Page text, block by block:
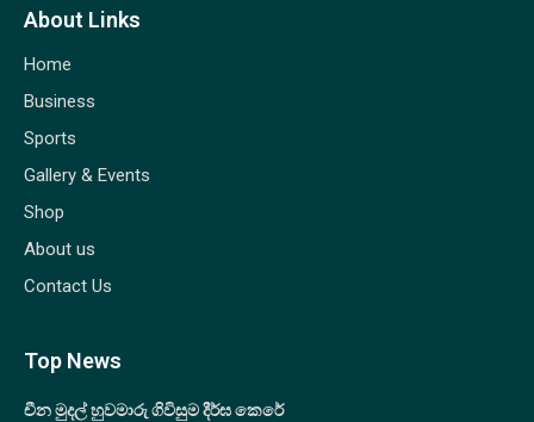
About Links
Home
Business
Sports
Gallery & Events
Shop
About us
Contact Us
Top News
චීන මුදල් හුවමාරු ගිවිසුම දීර්ඝ කෙරේ